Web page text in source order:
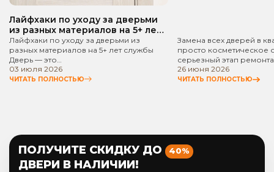
Лайфхаки по уходу за дверьми
из разных материалов на 5+ лет
службы
Лайфхаки по уходу за дверьми из
разных материалов на 5+ лет службы
Дверь — это…
03 июля 2026
ЧИТАТЬ ПОЛНОСТЬЮ
Замена всех дверей в
просто косметическое
серьезный этап
26 июня 2026
ЧИТАТЬ ПОЛНОСТЬЮ
ПОЛУЧИТЕ СКИДКУ ДО 40%
ДВЕРИ В НАЛИЧИИ!